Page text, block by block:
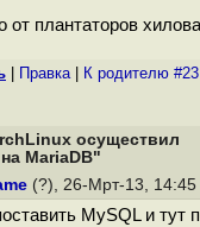
от плантаторов
Правка| К родителю #23
осуществил
MariaDB"
(?), 26-Мрт-13, 14:45
MySQL и тут